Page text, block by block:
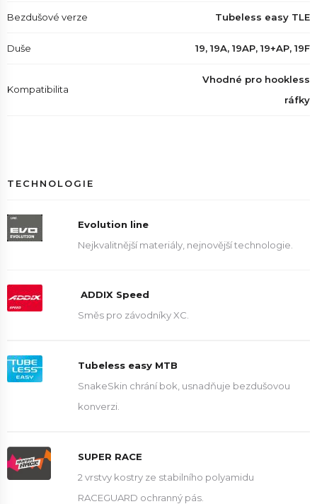
Bezdušové verze Tubeless easy TLE
Duše 19, 19A, 19AP, 19+AP, 19F
Kompatibilita
Vhodné pro hookless
ráfky
TECHNOLOGIE
Evolution line
Nejkvalitnější materiály, nejnovější technologie.
ADDIX Speed
Směs pro závodníky XC.
Tubeless easy MTB
SnakeSkin chrání bok, usnadňuje bezdušovou
konverzi.
SUPER RACE
2 vrstvy kostry ze stabilního polyamidu
RACEGUARD ochranný pás.